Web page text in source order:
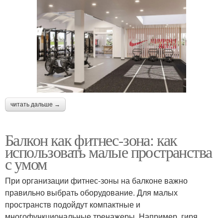
читать дальше →
Балкон как фитнес-зона: как
использовать малые пространства
с умом
При организации фитнес-зоны на балконе важно
правильно выбрать оборудование. Для малых
пространств подойдут компактные и